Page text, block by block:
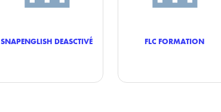
SNAPENGLISH DEASCTIVÉ FLC FORMATION